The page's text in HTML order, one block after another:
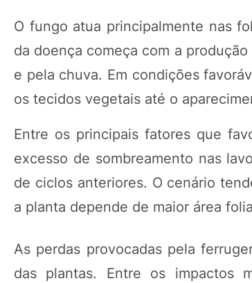
O fungo atua principalmente nas
da doença começa com a
e pela chuva. Em condições
os tecidos vegetais até o
Entre os principais fatores que
excesso de sombreamento nas
de ciclos anteriores. O cenário
a planta depende de maior área
As perdas provocadas pela
das plantas. Entre os impactos